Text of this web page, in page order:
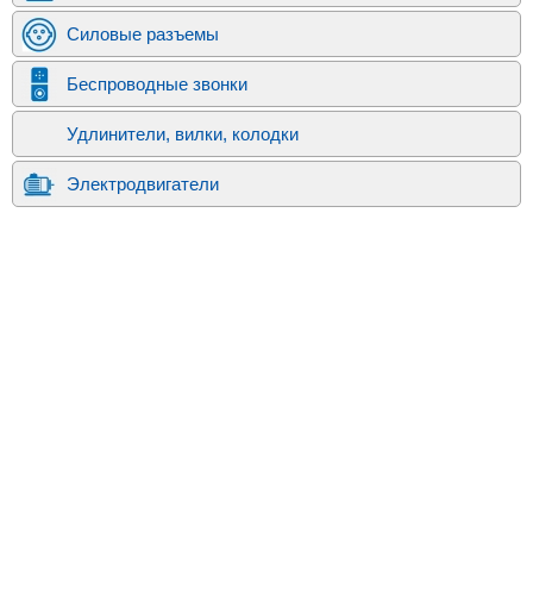
Силовые разъемы
Беспроводные звонки
Удлинители, вилки, колодки
Электродвигатели